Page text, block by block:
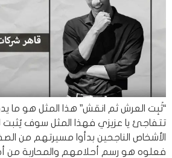
“ثَبِت العرش ثم انقش” هذا المثل هو ما
تتفاجئ يا عزيزي فهذا المثل سوف يُثبت
الأشخاص الناجحين بدأوا مسيرتهم من
فعلوه هو رسم أحلامهم والمحاربة من